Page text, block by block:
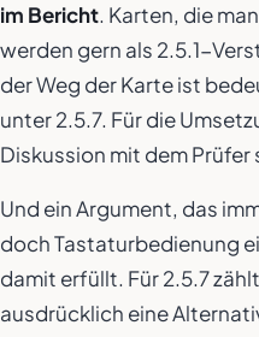
im Bericht. Karten, die
werden gern als 2.5.1-
der Weg der Karte ist
unter 2.5.7. Für die
Diskussion mit dem Prüfer
Und ein Argument, das
doch Tastaturbedienung
damit erfüllt. Für 2.5.7
ausdrücklich eine